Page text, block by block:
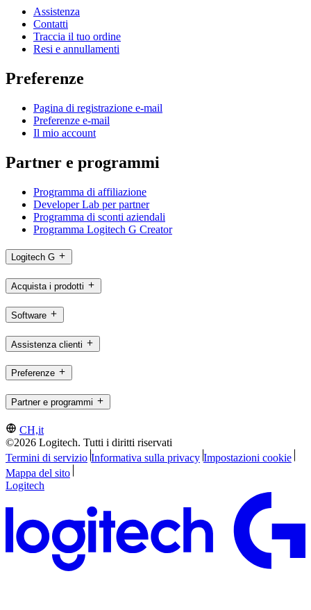
Assistenza
Contatti
Traccia il tuo ordine
Resi e annullamenti
Preferenze
Pagina di registrazione e-mail
Preferenze e-mail
Il mio account
Partner e programmi
Programma di affiliazione
Developer Lab per partner
Programma di sconti aziendali
Programma Logitech G Creator
Logitech G
Acquista i prodotti
Software
Assistenza clienti
Preferenze
Partner e programmi
CH,it
©2026 Logitech. Tutti i diritti riservati
Termini di servizio Informativa sulla privacy Impostazioni cookie
Mappa del sito
Logitech